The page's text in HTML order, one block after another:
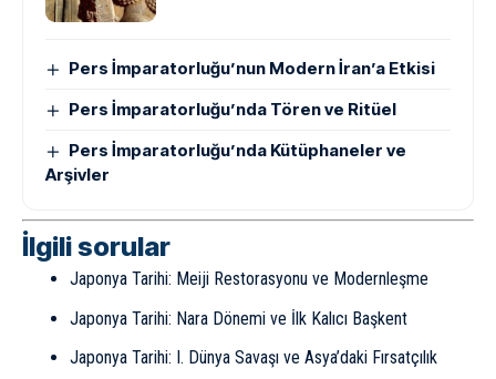
Pers İmparatorluğu’nun Modern İran’a Etkisi
Pers İmparatorluğu’nda Tören ve Ritüel
Pers İmparatorluğu’nda Kütüphaneler ve
Arşivler
İlgili sorular
Japonya Tarihi: Meiji Restorasyonu ve Modernleşme
Japonya Tarihi: Nara Dönemi ve İlk Kalıcı Başkent
Japonya Tarihi: I. Dünya Savaşı ve Asya’daki Fırsatçılık